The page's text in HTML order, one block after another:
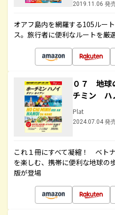
2019.11.06 発
オアフ島内を網羅する105ルー
ス。旅行者に便利なルートを厳
０７ 地球
チミン ハ
Plat
2024.07.04 発
これ１冊にすべて凝縮！ ベト
を楽しむ、携帯に便利な地球の
版が登場